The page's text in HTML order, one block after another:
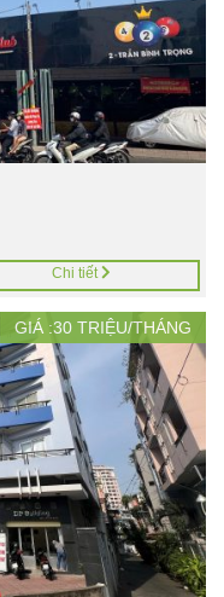
Chi tiết
GIÁ :30 TRIỆU/THÁNG